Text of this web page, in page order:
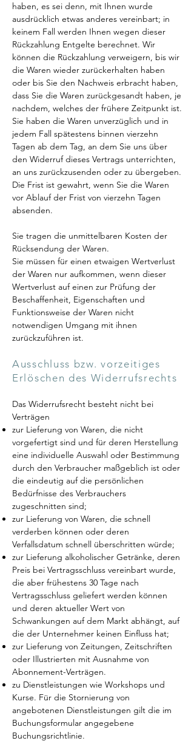
haben, es sei denn, mit Ihnen wurde
ausdrücklich etwas anderes vereinbart; in
keinem Fall werden Ihnen wegen dieser
Rückzahlung Entgelte berechnet. Wir
können die Rückzahlung verweigern, bis wir
die Waren wieder zurückerhalten haben
oder bis Sie den Nachweis erbracht haben,
dass Sie die Waren zurückgesandt haben, je
nachdem, welches der frühere Zeitpunkt ist.
Sie haben die Waren unverzüglich und in
jedem Fall spätestens binnen vierzehn
Tagen ab dem Tag, an dem Sie uns über
den Widerruf dieses Vertrags unterrichten,
an uns zurückzusenden oder zu übergeben.
Die Frist ist gewahrt, wenn Sie die Waren
vor Ablauf der Frist von vierzehn Tagen
absenden.
Sie tragen die unmittelbaren Kosten der
Rücksendung der Waren.
Sie müssen für einen etwaigen Wertverlust
der Waren nur aufkommen, wenn dieser
Wertverlust auf einen zur Prüfung der
Beschaffenheit, Eigenschaften und
Funktionsweise der Waren nicht
notwendigen Umgang mit ihnen
zurückzuführen ist.
Ausschluss bzw. vorzeitiges
Erlöschen des Widerrufsrechts
Das Widerrufsrecht besteht nicht bei
Verträgen
zur Lieferung von Waren, die nicht
vorgefertigt sind und für deren Herstellung
eine individuelle Auswahl oder Bestimmung
durch den Verbraucher maßgeblich ist oder
die eindeutig auf die persönlichen
Bedürfnisse des Verbrauchers
zugeschnitten sind;
zur Lieferung von Waren, die schnell
verderben können oder deren
Verfallsdatum schnell überschritten würde;
zur Lieferung alkoholischer Getränke, deren
Preis bei Vertragsschluss vereinbart wurde,
die aber frühestens 30 Tage nach
Vertragsschluss geliefert werden können
und deren aktueller Wert von
Schwankungen auf dem Markt abhängt, auf
die der Unternehmer keinen Einfluss hat;
zur Lieferung von Zeitungen, Zeitschriften
oder Illustrierten mit Ausnahme von
Abonnement-Verträgen.
zu Dienstleistungen wie Workshops und
Kurse. Für die Stornierung von
angebotenen Dienstleistungen gilt die im
Buchungsformular angegebene
Buchungsrichtlinie.